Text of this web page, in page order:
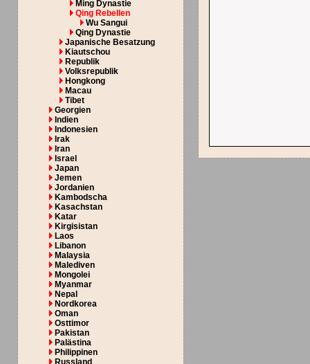
Ming Dynastie
Qing Rebellen
Wu Sangui
Qing Dynastie
Japanische Besatzung
Kiautschou
Republik
Volksrepublik
Hongkong
Macau
Tibet
Georgien
Indien
Indonesien
Irak
Iran
Israel
Japan
Jemen
Jordanien
Kambodscha
Kasachstan
Katar
Kirgisistan
Laos
Libanon
Malaysia
Malediven
Mongolei
Myanmar
Nepal
Nordkorea
Oman
Osttimor
Pakistan
Palästina
Philippinen